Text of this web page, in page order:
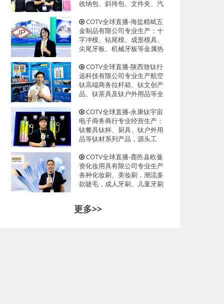
收纳包、斜挎包、文件夹、汽
品，欢迎大家光临！
COTV全球直播-海盐精斌五
金制品有限公司专业生产：十
字冲模、钻尾模、成形模具、
尖尾牙板、机械牙板等金属热
品，设计创新、匠心制造、款
式多样，源头工厂，欢迎大家
光临！
COTV全球直播-陕西致钛行
远科技有限公司专业生产航空
钛高端商务拉杆箱、钛文创产
品、钛茶具及钛户外用品等全
釆用航空级高科技钛材及钛铆
钉及箱饰功能，欢迎大家光
临！
COTV全球直播-永康钛宇宙
电子商务商行专业经营生产：
钛餐具钛杯、厨具、钛户外用
品等钛材系列产品，源头工
临！COTV全球直播-鹿邑县欧曼
资化妆用具有限公司专业生产
各种化妆刷、美妆刷，潮流多
款睫毛，成人牙刷、儿童牙刷
更多>>